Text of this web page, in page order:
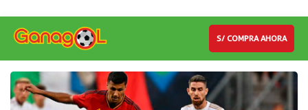
S/ COMPRA AHORA